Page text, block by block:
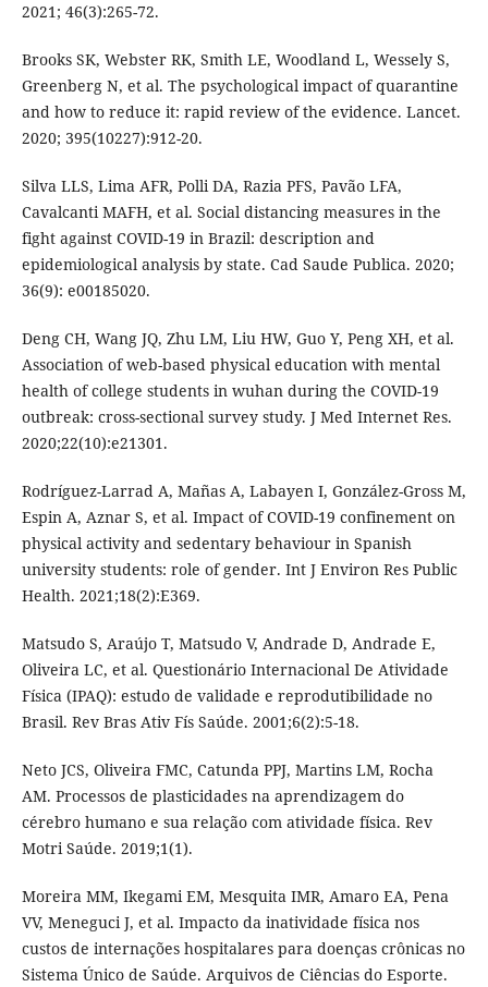
2021; 46(3):265-72.
Brooks SK, Webster RK, Smith LE, Woodland L, Wessely S,
Greenberg N, et al. The psychological impact of quarantine
and how to reduce it: rapid review of the evidence. Lancet.
2020; 395(10227):912-20.
Silva LLS, Lima AFR, Polli DA, Razia PFS, Pavão LFA,
Cavalcanti MAFH, et al. Social distancing measures in the
fight against COVID-19 in Brazil: description and
epidemiological analysis by state. Cad Saude Publica. 2020;
36(9): e00185020.
Deng CH, Wang JQ, Zhu LM, Liu HW, Guo Y, Peng XH, et al.
Association of web-based physical education with mental
health of college students in wuhan during the COVID-19
outbreak: cross-sectional survey study. J Med Internet Res.
2020;22(10):e21301.
Rodríguez-Larrad A, Mañas A, Labayen I, González-Gross M,
Espin A, Aznar S, et al. Impact of COVID-19 confinement on
physical activity and sedentary behaviour in Spanish
university students: role of gender. Int J Environ Res Public
Health. 2021;18(2):E369.
Matsudo S, Araújo T, Matsudo V, Andrade D, Andrade E,
Oliveira LC, et al. Questionário Internacional De Atividade
Física (IPAQ): estudo de validade e reprodutibilidade no
Brasil. Rev Bras Ativ Fís Saúde. 2001;6(2):5-18.
Neto JCS, Oliveira FMC, Catunda PPJ, Martins LM, Rocha
AM. Processos de plasticidades na aprendizagem do
cérebro humano e sua relação com atividade física. Rev
Motri Saúde. 2019;1(1).
Moreira MM, Ikegami EM, Mesquita IMR, Amaro EA, Pena
VV, Meneguci J, et al. Impacto da inatividade física nos
custos de internações hospitalares para doenças crônicas no
Sistema Único de Saúde. Arquivos de Ciências do Esporte.